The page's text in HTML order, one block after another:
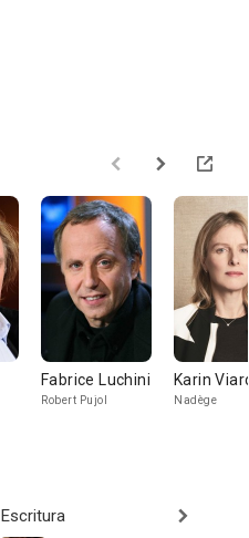
Fabrice Luchini
Robert Pujol
Karin
Nadège
Escritura